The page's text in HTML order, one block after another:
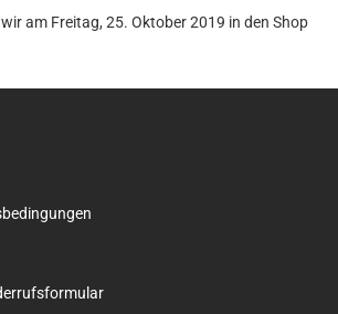
am Freitag, 25. Oktober 2019 in den Shop